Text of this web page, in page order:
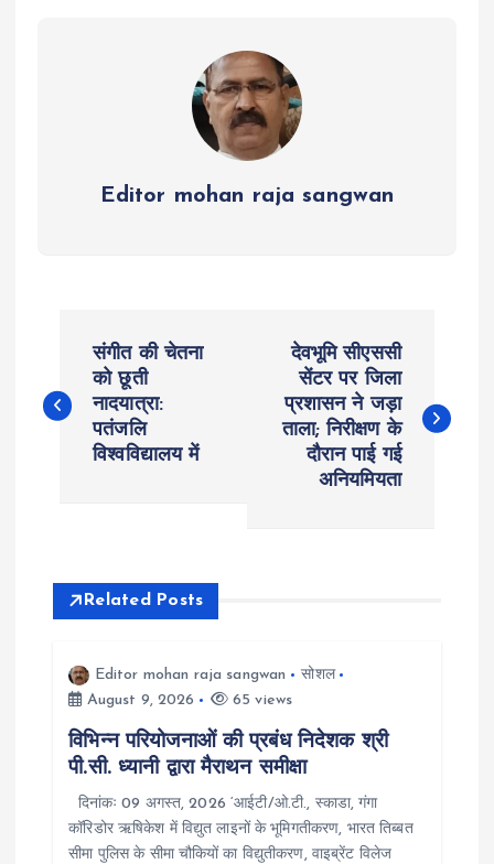
m
Editor mohan raja sangwan
o
संगीत की चेतना
को छूती
नादयात्रा:
पतंजलि
विश्वविद्यालय में
देवभूमि सीएससी
सेंटर पर जिला
प्रशासन ने जड़ा
ताला; निरीक्षण के
दौरान पाई गई
अनियमियता
Related Posts
Editor mohan raja sangwan
सोशल
August 9, 2026
65 views
विभिन्न परियोजनाओं की प्रबंध निदेशक श्री
पी.सी. ध्यानी द्वारा मैराथन समीक्षा
दिनांकः 09 अगस्त, 2026 ‘आईटी/ओ.टी., स्काडा, गंगा
कॉरिडोर ऋषिकेश में विद्युत लाइनों के भूमिगतीकरण, भारत तिब्बत
सीमा पुलिस के सीमा चौकियों का विद्युतीकरण, वाइब्रेंट विलेज